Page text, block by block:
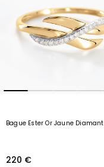
Bague Ester Or Jaune Diamant
220 €